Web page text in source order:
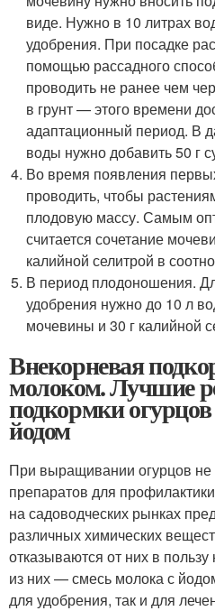
виде. Нужно в 10 литрах
удобрения. При посадке
помощью рассадного
проводить не ранее чем
в грунт — этого времени
адаптационный период. В
воды нужно добавить 50 г
Во время появления
проводить, чтобы
плодовую массу. Самым
считается сочетание
калийной селитрой в
В период плодоношения.
удобрения нужно до 10 л
мочевины и 30 г калийной
Внекорневая
молоком. Лучшие
подкормки
йодом
При выращивании огурцов не
препаратов для
на садоводческих рынках
различных химических
отказываются от них в
из них — смесь молока с
для удобрения, так и для